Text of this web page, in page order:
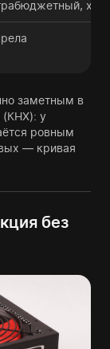
заметным в
(КНХ): у
ровным
— кривая
без